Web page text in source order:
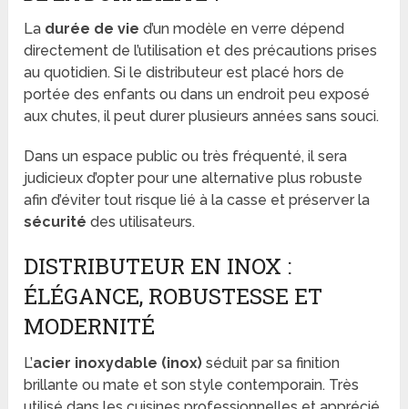
La durée de vie d’un modèle en verre dépend
directement de l’utilisation et des précautions prises
au quotidien. Si le distributeur est placé hors de
portée des enfants ou dans un endroit peu exposé
aux chutes, il peut durer plusieurs années sans souci.
Dans un espace public ou très fréquenté, il sera
judicieux d’opter pour une alternative plus robuste
afin d’éviter tout risque lié à la casse et préserver la
sécurité des utilisateurs.
DISTRIBUTEUR EN INOX :
ÉLÉGANCE, ROBUSTESSE ET
MODERNITÉ
L’acier inoxydable (inox) séduit par sa finition
brillante ou mate et son style contemporain. Très